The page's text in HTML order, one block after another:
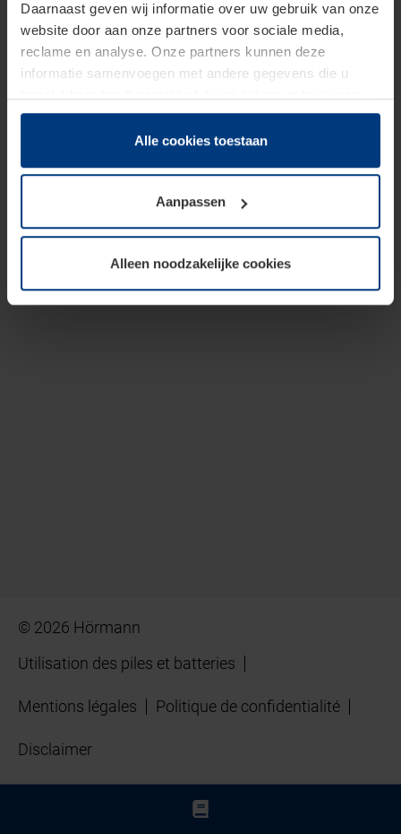
Daarnaast geven wij informatie over uw gebruik van onze
website door aan onze partners voor sociale media,
reclame en analyse. Onze partners kunnen deze
informatie samenvoegen met andere gegevens die u
hun diensten hebben verzameld.
Juridisch hebben wij het recht om cookies op uw
van deze pagina's absoluut vereist is. Voor alle andere
soorten cookies is uw toestemming benodigd. Uw
toestemming kunt u op elk moment bij de uitleg van de
wijzigen of herroepen.
Alle cookies toestaan
Aanpassen
Alleen noodzakelijke cookies
© 2026 Hörmann
Utilisation des piles et batteries
Mentions légales Politique de confidentialité
Disclaimer